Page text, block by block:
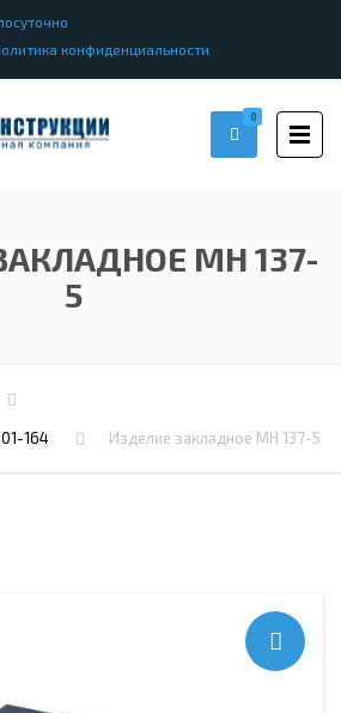
конфиденциальности
0
МН 137-
5
164 Изделие закладное МН 137-5